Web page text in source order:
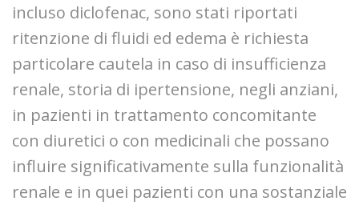
incluso diclofenac, sono stati riportati
ritenzione di fluidi ed edema è richiesta
particolare cautela in caso di insufficienza
renale, storia di ipertensione, negli anziani,
in pazienti in trattamento concomitante
con diuretici o con medicinali che possano
influire significativamente sulla funzionalità
renale e in quei pazienti con una sostanziale